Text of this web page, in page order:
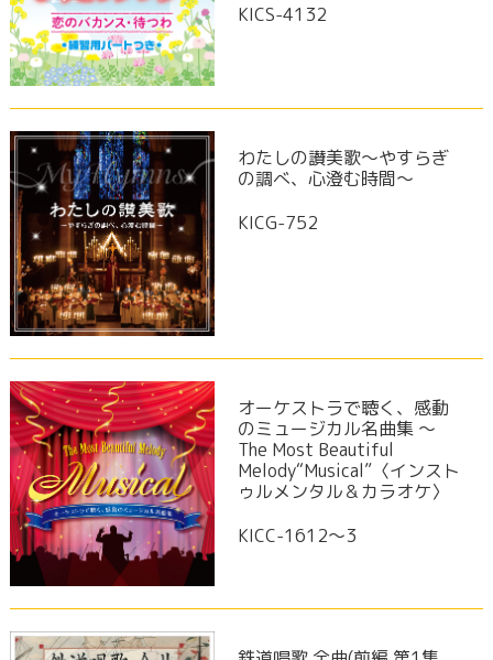
KICS-4132
わたしの讃美歌～やすらぎ
の調べ、心澄む時間～
KICG-752
オーケストラで聴く、感動
のミュージカル名曲集 〜
The Most Beautiful
Melody“Musical”〈インスト
ゥルメンタル＆カラオケ〉
KICC-1612～3